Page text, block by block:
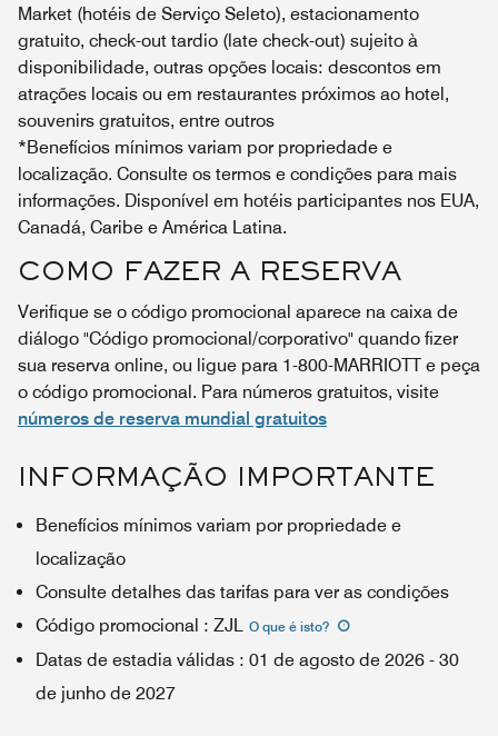
Market (hotéis de Serviço Seleto), estacionamento
gratuito, check-out tardio (late check-out) sujeito à
disponibilidade, outras opções locais: descontos em
atrações locais ou em restaurantes próximos ao hotel,
souvenirs gratuitos, entre outros
*Benefícios mínimos variam por propriedade e
localização. Consulte os termos e condições para mais
informações. Disponível em hotéis participantes nos EUA,
Canadá, Caribe e América Latina.
COMO FAZER A RESERVA
Verifique se o código promocional aparece na caixa de
diálogo "Código promocional/corporativo" quando fizer
sua reserva online, ou ligue para 1-800-MARRIOTT e peça
o código promocional. Para números gratuitos, visite
números de reserva mundial gratuitos
INFORMAÇÃO IMPORTANTE
Benefícios mínimos variam por propriedade e
localização
Consulte detalhes das tarifas para ver as condições
Código promocional : ZJL O que é isto?
Datas de estadia válidas : 01 de agosto de 2026 - 30
de junho de 2027